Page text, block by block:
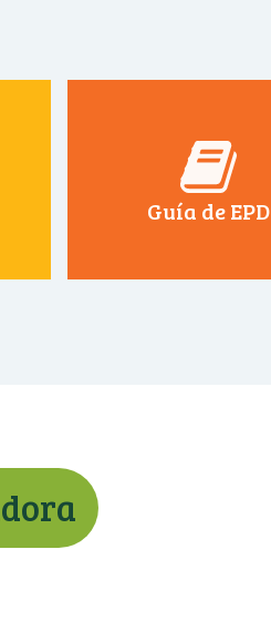
Guía de EPD